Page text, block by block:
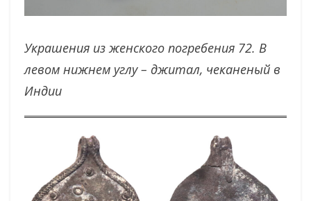
Украшения из женского погребения 72. В
левом нижнем углу – джитал, чеканеный в
Индии